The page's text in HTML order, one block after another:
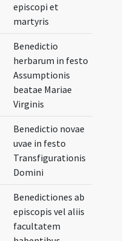
episcopi et
martyris
Benedictio
herbarum in festo
Assumptionis
beatae Mariae
Virginis
Benedictio novae
uvae in festo
Transfigurationis
Domini
Benedictiones ab
episcopis vel aliis
facultatem